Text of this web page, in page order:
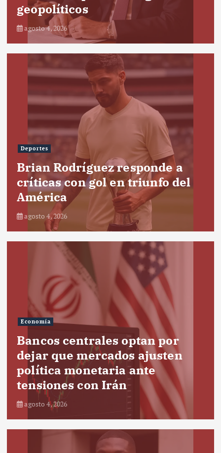
geopolíticos
agosto 4, 2026
Deportes
Brian Rodríguez responde a
críticas con gol en triunfo del
América
agosto 4, 2026
Economía
Bancos centrales optan por
dejar que mercados ajusten
política monetaria ante
tensiones con Irán
agosto 4, 2026